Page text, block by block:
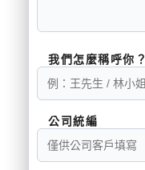
我們怎麼稱呼你？
公司統編